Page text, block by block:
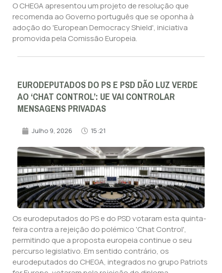
O CHEGA apresentou um projeto de resolução que
recomenda ao Governo português que se oponha à
adoção do 'European Democracy Shield', iniciativa
promovida pela Comissão Europeia.
EURODEPUTADOS DO PS E PSD DÃO LUZ VERDE
AO ‘CHAT CONTROL’: UE VAI CONTROLAR
MENSAGENS PRIVADAS
Julho 9, 2026 15:21
Os eurodeputados do PS e do PSD votaram esta quinta-
feira contra a rejeição do polémico 'Chat Control',
permitindo que a proposta europeia continue o seu
percurso legislativo. Em sentido contrário, os
eurodeputados do CHEGA, integrados no grupo Patriots